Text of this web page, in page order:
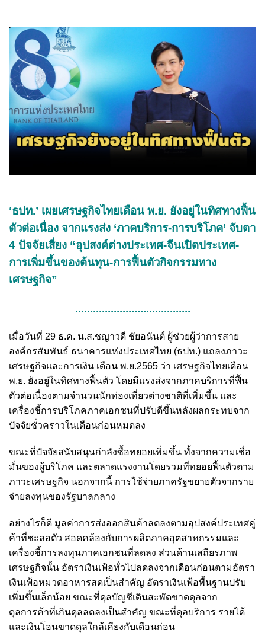
‘ธปท.’ เผยเศรษฐกิจไทยเดือน พ.ย. ยังอยู่ในทิศทางฟื้น
ตัวต่อเนื่อง จากแรงส่ง ‘ภาคบริการ-การบริโภค’ จับตา
4 ปัจจัยเสี่ยง “อุปสงค์ต่างประเทศ-จีนเปิดประเทศ-
การเพิ่มขึ้นของต้นทุน-การฟื้นตัวกิจกรรมทาง
เศรษฐกิจ”
.......................................
เมื่อวันที่ 29 ธ.ค. น.ส.ชญาวดี ชัยอนันต์ ผู้ช่วยผู้ว่าการสาย
องค์กรสัมพันธ์ ธนาคารแห่งประเทศไทย (ธปท.) แถลงภาวะ
เศรษฐกิจและการเงิน เดือน พ.ย.2565 ว่า เศรษฐกิจไทยเดือน
พ.ย. ยังอยู่ในทิศทางฟื้นตัว โดยมีแรงส่งจากภาคบริการที่ฟื้น
ตัวต่อเนื่องตามจำนวนนักท่องเที่ยวต่างชาติที่เพิ่มขึ้น และ
เครื่องชี้การบริโภคภาคเอกชนที่ปรับดีขึ้นหลังผลกระทบจาก
ปัจจัยชั่วคราวในเดือนก่อนหมดลง
ขณะที่ปัจจัยสนับสนุนกำลังซื้อทยอยเพิ่มขึ้น ทั้งจากความเชื่อ
มั่นของผู้บริโภค และตลาดแรงงานโดยรวมที่ทยอยฟื้นตัวตาม
ภาวะเศรษฐกิจ นอกจากนี้ การใช้จ่ายภาครัฐขยายตัวจากราย
จ่ายลงทุนของรัฐบาลกลาง
อย่างไรก็ดี มูลค่าการส่งออกสินค้าลดลงตามอุปสงค์ประเทศคู่
ค้าที่ชะลอตัว สอดคล้องกับการผลิตภาคอุตสาหกรรมและ
เครื่องชี้การลงทุนภาคเอกชนที่ลดลง ส่วนด้านเสถียรภาพ
เศรษฐกิจนั้น อัตราเงินเฟ้อทั่วไปลดลงจากเดือนก่อนตามอัตรา
เงินเฟ้อหมวดอาหารสดเป็นสำคัญ อัตราเงินเฟ้อพื้นฐานปรับ
เพิ่มขึ้นเล็กน้อย ขณะที่ดุลบัญชีเดินสะพัดขาดดุลจาก
ดุลการค้าที่เกินดุลลดลงเป็นสำคัญ ขณะที่ดุลบริการ รายได้
และเงินโอนขาดดุลใกล้เคียงกับเดือนก่อน